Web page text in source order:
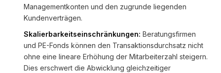
Managementkonten und den zugrunde liegenden
Kundenverträgen.
Skalierbarkeitseinschränkungen: Beratungsfirmen
und PE-Fonds können den Transaktionsdurchsatz nicht
ohne eine lineare Erhöhung der Mitarbeiterzahl steigern.
Dies erschwert die Abwicklung gleichzeitiger